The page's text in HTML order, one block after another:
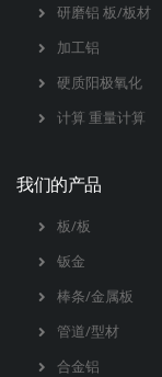
研磨铝 板/板材
加工铝
硬质阳极氧化
计算 重量计算
我们的产品
板/板
钣金
棒条/金属板
管道/型材
合金铝